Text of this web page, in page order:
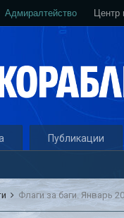
Адмиралтейство Центр
Публикации
Флаги за баги. Январь